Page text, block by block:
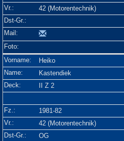
42 (Motorentechnik)
Heiko
Kastendiek
II Z 2
1981-82
42 (Motorentechnik)
OG